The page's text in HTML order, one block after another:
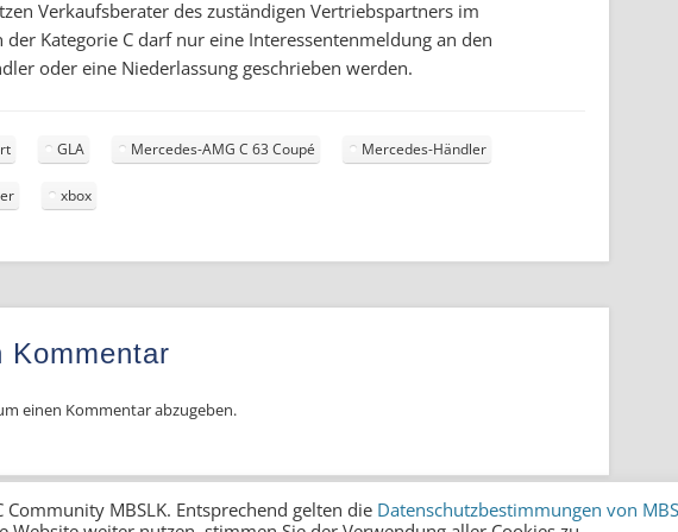
Verkaufsberater des zuständigen Vertriebspartners im
Kategorie C darf nur eine Interessentenmeldung an den
oder eine Niederlassung geschrieben werden.
GLA Mercedes-AMG C 63 Coupé Mercedes-Händler
xbox
Kommentar
einen Kommentar abzugeben.
Community MBSLK. Entsprechend gelten die Datenschutzbestimmungen von